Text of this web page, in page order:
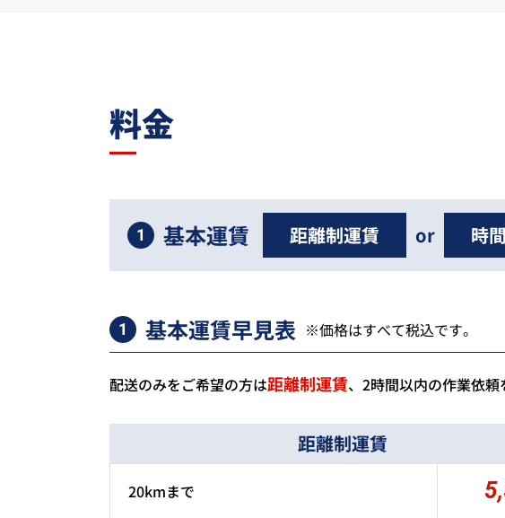
料金
1 基本運賃 距離制運賃 or 時
1 基本運賃早見表 ※価格はすべて税込です。
配送のみをご希望の方は距離制運賃、2時間以内の作業依
距離制運賃
20kmまで